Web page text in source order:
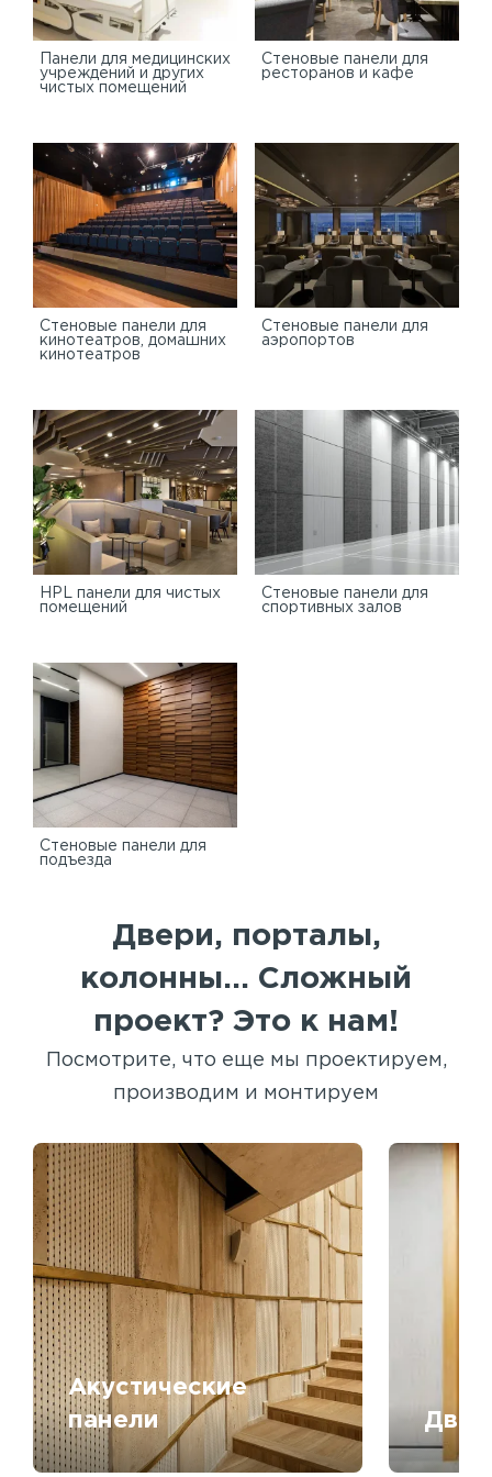
Панели для медицинских
учреждений и других
чистых помещений
Стеновые панели для
ресторанов и кафе
Стеновые панели для
кинотеатров, домашних
кинотеатров
Стеновые панели для
аэропортов
HPL панели для чистых
помещений
Стеновые панели для
спортивных залов
Стеновые панели для
подъезда
Двери, порталы,
колонны... Сложный
проект? Это к нам!
Посмотрите, что еще мы проектируем,
производим и монтируем
Акустические
панели